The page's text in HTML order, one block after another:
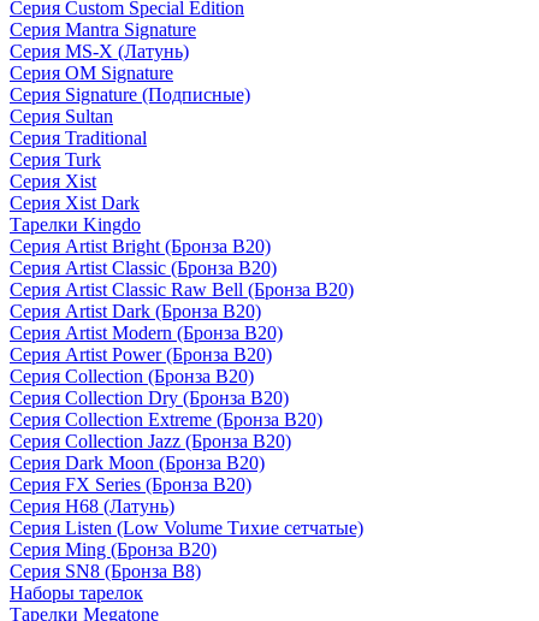
Серия Custom Special Edition
Серия Mantra Signature
Серия MS-X (Латунь)
Серия OM Signature
Серия Signature (Подписные)
Серия Sultan
Серия Traditional
Серия Turk
Серия Xist
Серия Xist Dark
Тарелки Kingdo
Серия Artist Bright (Бронза B20)
Серия Artist Classic (Бронза B20)
Серия Artist Classic Raw Bell (Бронза B20)
Серия Artist Dark (Бронза B20)
Серия Artist Modern (Бронза B20)
Серия Artist Power (Бронза B20)
Серия Collection (Бронза B20)
Серия Collection Dry (Бронза B20)
Серия Collection Extreme (Бронза B20)
Серия Collection Jazz (Бронза B20)
Серия Dark Moon (Бронза B20)
Серия FX Series (Бронза B20)
Серия H68 (Латунь)
Серия Listen (Low Volume Тихие сетчатые)
Серия Ming (Бронза B20)
Серия SN8 (Бронза B8)
Наборы тарелок
Тарелки Megatone